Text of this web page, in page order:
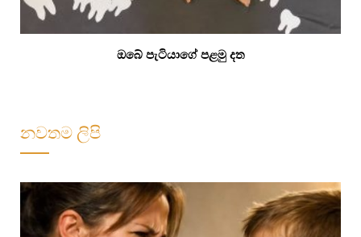
ඔබේ පැටියාගේ පළමු දත
නවතම ලිපි